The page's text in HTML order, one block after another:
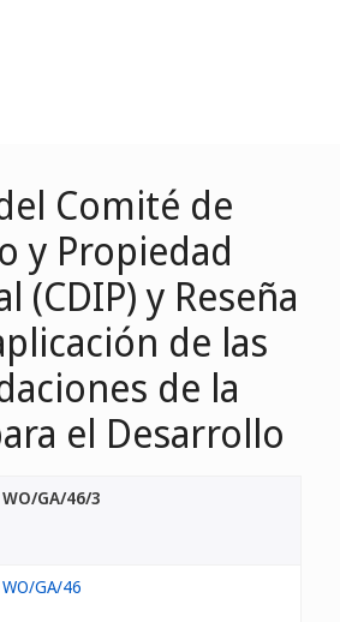
Comité de
y Propiedad
(CDIP) y Reseña
de las
de la
el Desarrollo
WO/GA/46/3
WO/GA/46